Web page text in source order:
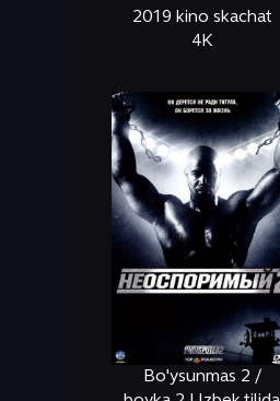
2019 kino skachat
4K
Bo'ysunmas 2 /